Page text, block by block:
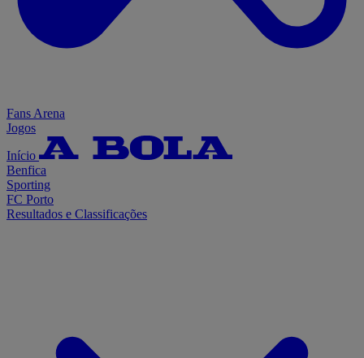
Fans Arena
Jogos
Início
Benfica
Sporting
FC Porto
Resultados e Classificações